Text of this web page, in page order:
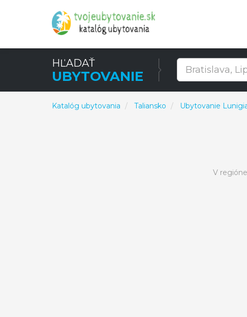
HĽADAŤ
UBYTOVANIE
Katalóg ubytovania Taliansko Ubytovanie
V